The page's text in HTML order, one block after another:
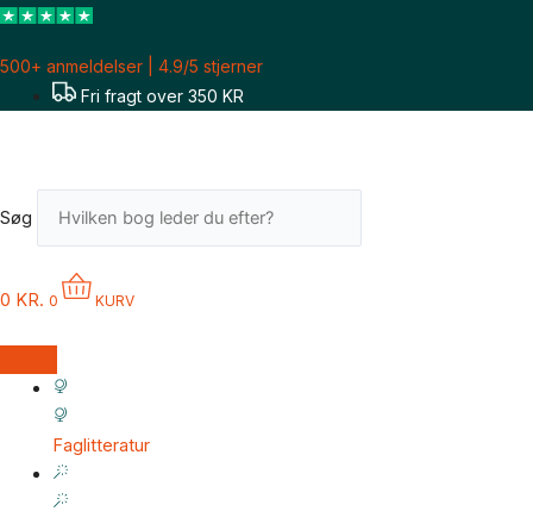
Gå
indholdet
500+ anmeldelser | 4.9/5 stjerner
Fri fragt over 350 KR
Søg
0 KR. 0 KURV
Faglitteratur